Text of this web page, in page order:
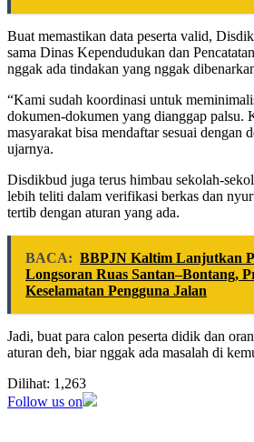
Buat memastikan data peserta valid,
sama Dinas Kependudukan dan
nggak ada tindakan yang nggak
“Kami sudah koordinasi untuk
dokumen-dokumen yang dianggap palsu.
masyarakat bisa mendaftar sesuai dengan
ujarnya.
Disdikbud juga terus himbau sekolah-
lebih teliti dalam verifikasi berkas dan
tertib dengan aturan yang ada.
BACA: BBPJN Kaltim Lanjutkan
Longsoran Ruas Santan–Bontang,
Keselamatan Pengguna Jalan
Jadi, buat para calon peserta didik dan
aturan deh, biar nggak ada masalah di
Dilihat: 1,263
Follow us on